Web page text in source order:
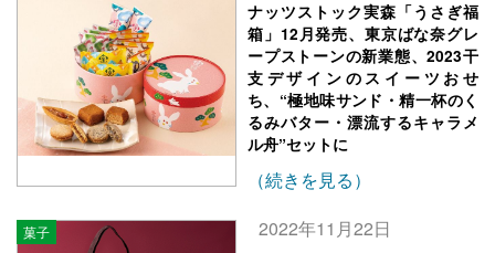
ナッツストック実森「うさぎ福
箱」12月発売、東京ばな奈グレ
ープストーンの新業態、2023干
支デザインのスイーツおせ
ち、“極地味サンド・精一杯のく
るみバター・漂流するキャラメ
ル舟”セットに
（続きを見る）
菓子 2022年11月22日